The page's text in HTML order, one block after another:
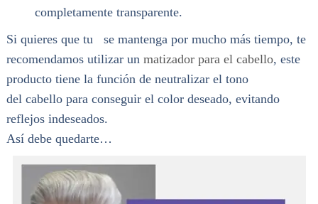
completamente transparente.
Si quieres que tu
se mantenga por mucho más tiempo, te
recomendamos utilizar un matizador para el cabello, este
producto tiene la función de neutralizar el tono
del cabello para conseguir el color deseado, evitando
reflejos indeseados.
Así debe quedarte…